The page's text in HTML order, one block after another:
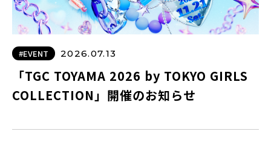
#EVENT 2026.07.13
「TGC TOYAMA 2026 by TOKYO GIRLS
COLLECTION」開催のお知らせ